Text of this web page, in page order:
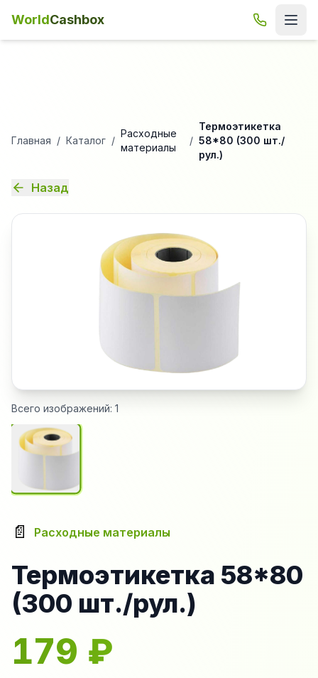
WorldCashbox
Главная / Каталог /
Расходные
материалы
/
Термоэтикетка
58*80 (300 шт./
рул.)
Назад
Всего изображений: 1
📄 Расходные материалы
Термоэтикетка 58*80
(300 шт./рул.)
179 ₽